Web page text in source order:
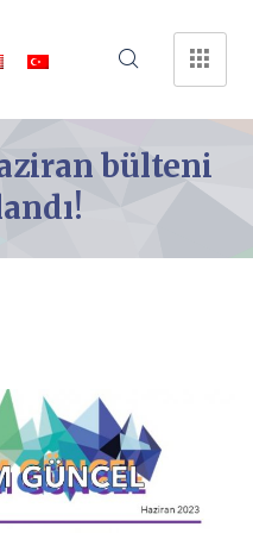
bülteni